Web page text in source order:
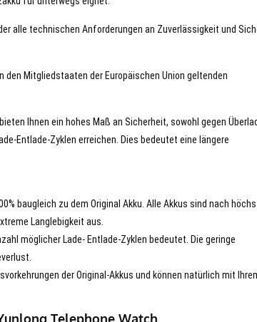
alle technischen Anforderungen an Zuverlässigkeit und
den Mitgliedstaaten der Europäischen Union geltenden
Ihnen ein hohes Maß an Sicherheit, sowohl gegen
Entlade-Zyklen erreichen. Dies bedeutet eine längere
baugleich zu dem Original Akku. Alle Akkus sind nach
Langlebigkeit aus.
möglicher Lade- Entlade-Zyklen bedeutet. Die geringe
der Original-Akkus und können natürlich mit
Telephone Watch